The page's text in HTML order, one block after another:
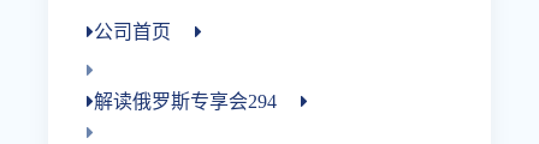
公司首页
解读俄罗斯专享会294